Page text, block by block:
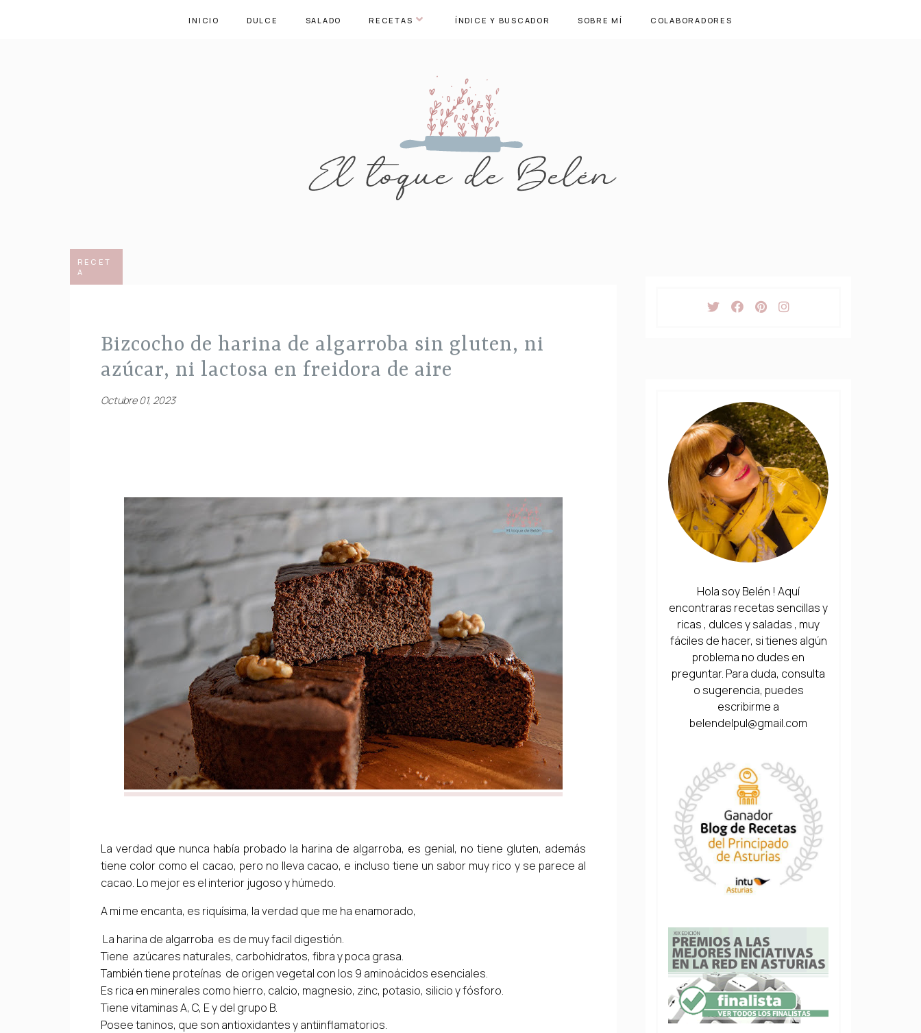
INICIO DULCE SALADO RECETAS ÍNDICE Y BUSCADOR SOBRE MÍ COLABORADORES
RECET
A
bizcocho de harina de algarroba sin gluten, ni
azúcar, ni lactosa en freidora de aire
Octubre 01, 2023
La verdad que nunca había probado la harina de algarroba, es genial, no tiene gluten, además
tiene color como el cacao, pero no lleva cacao, e incluso tiene un sabor muy rico y se parece al
cacao. Lo mejor es el interior jugoso y húmedo.
A mi me encanta, es riquísima, la verdad que me ha enamorado,
La harina de algarroba es de muy facil digestión.
Tiene azúcares naturales, carbohidratos, fibra y poca grasa.
También tiene proteínas de origen vegetal con los 9 aminoácidos esenciales.
Es rica en minerales como hierro, calcio, magnesio, zinc, potasio, silicio y fósforo.
Tiene vitaminas A, C, E y del grupo B.
Posee taninos, que son antioxidantes y antiinflamatorios.
Hola soy Belén ! Aquí
encontraras recetas sencillas y
ricas , dulces y saladas , muy
fáciles de hacer, si tienes algún
problema no dudes en
preguntar. Para duda, consulta
o sugerencia, puedes
escribirme a
belendelpul@gmail.com